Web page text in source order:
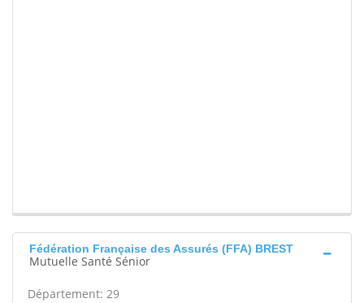
Fédération Française des Assurés (FFA) BREST
Mutuelle Santé Sénior
Département: 29